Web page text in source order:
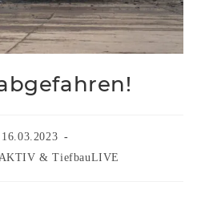
16.03.2023
& TiefbauLIVE